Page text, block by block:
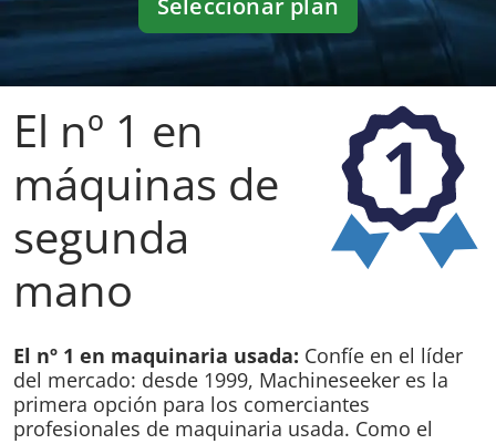
Sistema de descuento en las tarifas Standard,
Professional y Premium
1 anuncio
Descuento
EUR 69,00
18%
Descuento
EUR 64,50
24%
Descuento
EUR 59,66
37%
Descuento
EUR 49,80
Seleccionar plan
El nº 1 en
máquinas de
segunda
mano
El nº 1 en maquinaria usada: Confíe en el líder
del mercado: desde 1999, Machineseeker es la
primera opción para los comerciantes
profesionales de maquinaria usada. Como el